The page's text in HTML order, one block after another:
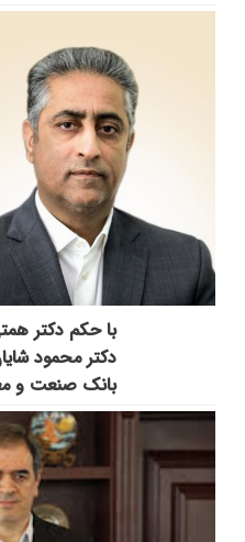
با حکم دکتر
دکتر محمود
بانک صنعت و